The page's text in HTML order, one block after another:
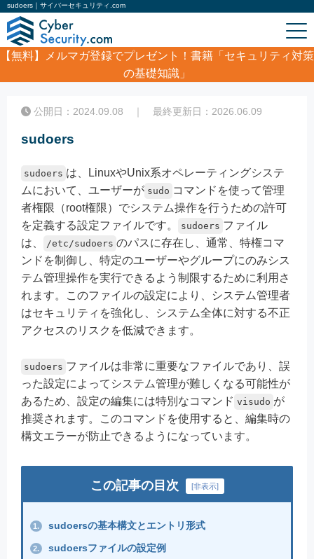
sudoers｜サイバーセキュリティ.com
【無料】
メルマガ登録でプレゼント！書籍「セキュリティ対策
の基礎知識」
sudoers
公開日：2024.09.08 ｜ 最終更新日：2026.06.09
sudoers
sudoers は、LinuxやUnix系オペレーティングシステ
ムにおいて、ユーザーが sudo コマンドを使って管理
者権限（root権限）でシステム操作を行うための許可
を定義する設定ファイルです。
sudoers ファイル
は、
/etc/sudoers のパスに存在し、通常、特権コマ
ンドを制御し、特定のユーザーやグループにのみシス
テム管理操作を実行できるよう制限するために利用さ
れます。このファイルの設定により、システム管理者
はセキュリティを強化し、システム全体に対する不正
アクセスのリスクを低減できます。
sudoers ファイルは非常に重要なファイルであり、誤
った設定によってシステム管理が難しくなる可能性が
あるため、設定の編集には特別なコマンド visudo が
推奨されます。このコマンドを使用すると、編集時の
構文エラーが防止できるようになっています。
この記事の目次 [非表示]
1. sudoersの基本構文とエントリ形式
2. sudoersファイルの設定例